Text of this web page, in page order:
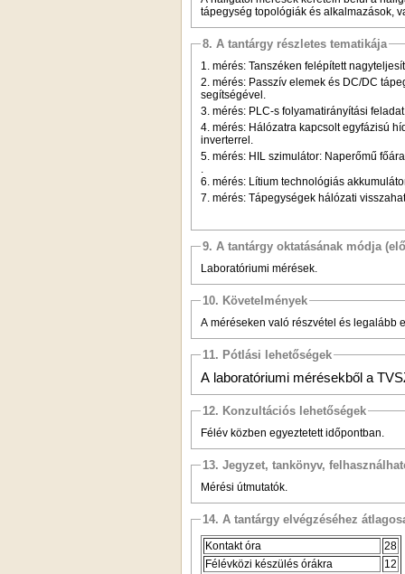
tápegység topológiák és alkalmazások,
8. A tantárgy részletes tematikája
1. mérés: Tanszéken felépített
2. mérés: Passzív elemek és DC/DC
segítségével.
3. mérés: PLC-s folyamatirányítási
4. mérés: Hálózatra kapcsolt egyfázisú
inverterrel.
5. mérés: HIL szimulátor: Naperőmű
.
6. mérés: Lítium technológiás
7. mérés: Tápegységek hálózati
9. A tantárgy oktatásának módja
Laboratóriumi mérések.
10. Követelmények
A méréseken való részvétel és legalább
11. Pótlási lehetőségek
A laboratóriumi mérésekből a
12. Konzultációs lehetőségek
Félév közben egyeztetett időpontban.
13. Jegyzet, tankönyv,
Mérési útmutatók.
14. A tantárgy elvégzéséhez
Kontakt óra
28
Félévközi készülés órákra
12